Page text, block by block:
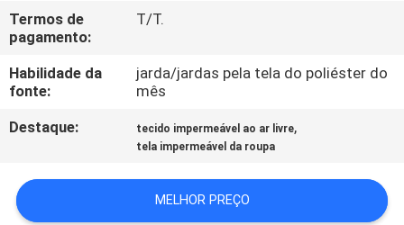
CASOS
COMPANY
MAPA
Termos de
pagamento:
T/T.
Habilidade da
fonte:
jarda/jardas pela tela do poliéster do
mês
Destaque:
tecido impermeável ao ar livre,
tela impermeável da roupa
MELHOR PREÇO